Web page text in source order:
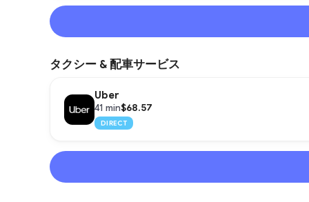
タクシー & 配車サービス
Uber
41 min$68.57
DIRECT